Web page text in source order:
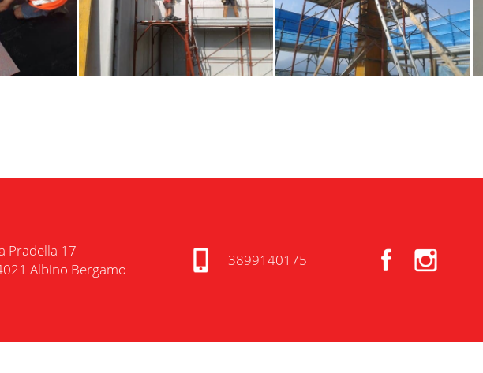
Pradella 17
Albino Bergamo
3899140175